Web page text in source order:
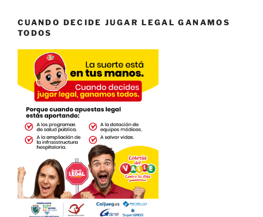
CUANDO DECIDE JUGAR LEGAL GANAMOS
TODOS